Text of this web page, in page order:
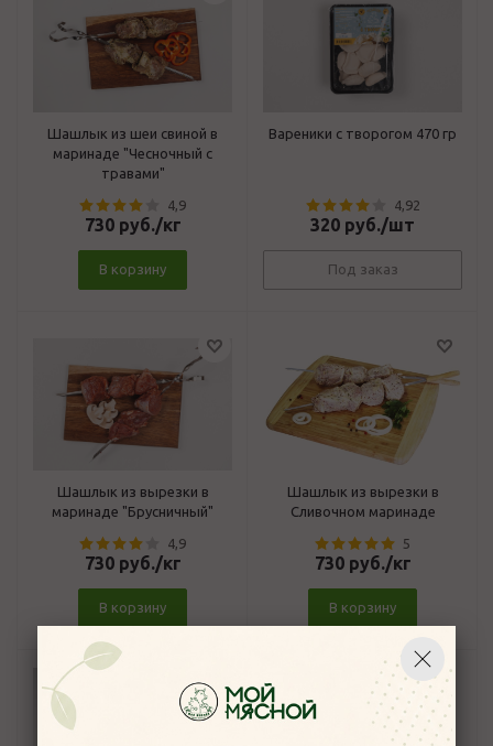
Шашлык из шеи свиной в
маринаде "Чесночный с
травами"
4,9
730руб./кг
В корзину
Вареники с творогом 470 гр
4,92
320 руб./шт
Под заказ
Шашлык из вырезки в
маринаде "Брусничный"
4,9
730руб./кг
В корзину
Шашлык из вырезки в
Сливочном маринаде
5
730руб./кг
В корзину